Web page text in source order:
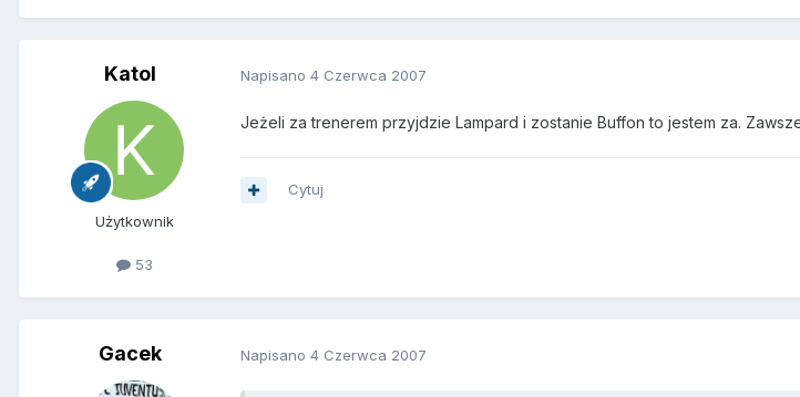
Katol
Użytkownik
53
Napisano 4 Czerwca 2007
Jeżeli za trenerem przyjdzie Lampard i zostanie Buffon to jestem za.
Cytuj
Gacek Napisano 4 Czerwca 2007